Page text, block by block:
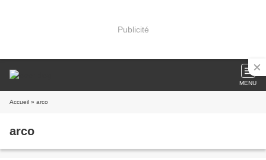
Publicité
MENU
Accueil » arco
arco